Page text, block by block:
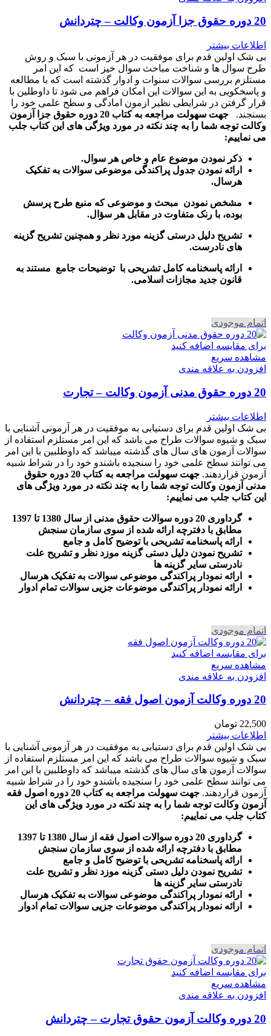
20 دوره حقوق جزا آزمون وکالت – چتردانش
اطلاعات بیشتر
بی شک اولین قدم برای موفقیت در هر آزمونی با سبک و روش
طرح سوال ها و شناخت مباحث سوال خیز است که این امر
مستلزم بررسی سوالات سنوات و ادوار گذشته است که با مطالعه
و پاسخکویی به این سوالات این امکان فراهم می شود تا داوطلین با
قرار گرفتن در شرایطی نظیر ازمون امادگی و سطح علمی خود را
بسنجند.
جهت سهولت مراجعه به کتاب 20 دوره حقوق جزا آزمون
وکالت توجه شما را به چند نکته در مورد ویژگی های این کتاب جلب
می نماییم:
ذکر نمودن موضوع عام و خاص هر سوال.
ارائه نمودن جدول پراکندگی موضوعی سوالات به تفکیک
هرسال.
مشخص نمودن مبحث و موضوعی که منبع طرح پرسش
بوده، با رنک متفاوت در مقابل هر سؤال.
تشریح دلیل درستی گزینه مورد نظر و همچنین تشریح گزینه
های نادرست.
ارائه پاسخنامه کامل تشریحی با توضیحات جامع مستند به
قانون جدید مجازات اسلامی.
اتمام موجودی
برای مقایسه اضافه کنید
مشاهده سریع
افزودن به علاقه مندی
20 دوره حقوق مدنی آزمون وکالت – تجارت
اطلاعات بیشتر
بی شک اولین قدم برای دستیابی به موفقیت در هر آزمونی آشنایی با
سبک و شیوه سوالات طراح می باشد که این امر مستلزم استفاده از
سوالات آزمون های سال های گذشته میباشد که داوطلبین با این امر
می توانند سطح علمی خود را سنجیده باشندو خود را در شراط شبیه
آزمون قراردهند.
جهت سهولت مراجعه به کتاب 20 دوره حقوق
مدنی آزمون وکالت توجه شما را به چند نکته در مورد ویژگی های
این کتاب جلب می نماییم:
گرداوری 20 دوره سوالات حقوق مدنی از سال 1380 تا 1397
مطابق با دفترچه ارائه شده از سوی سازمان سنجش
ارائه پاسخنامه تشریحی با توضیح کامل و جامع
تشریح نمودن دلیل دستی گزینه موزد نظر و تشریح علت
نادرستی سایر گزینه ها
ارائه نمودار پراکندگی موضوعی سوالات به تفکیک هرسال
رائه نمودار پراکندگی موضوعات جزیی سوالات تمام ادوار
اتمام موجودی
برای مقایسه اضافه کنید
مشاهده سریع
افزودن به علاقه مندی
20 دوره وکالت آزمون اصول فقه – چتردانش
22,500 تومان
اطلاعات بیشتر
بی شک اولین قدم برای دستیابی به موفقیت در هر آزمونی آشنایی با
سبک و شیوه سوالات طراح می باشد که این امر مستلزم استفاده از
سوالات آزمون های سال های گذشته میباشد که داوطلبین با این امر
می توانند سطح علمی خود را سنجیده باشندو خود را در شراط شبیه
آزمون قراردهند.
جهت سهولت مراجعه به کتاب 20 دوره اصول فقه
آزمون وکالت توجه شما را به چند نکته در مورد ویژگی های این
کتاب جلب می نماییم:
گرداوری 20 دوره سوالات اصول فقه از سال 1380 تا 1397
مطابق با دفترچه ارائه شده از سوی سازمان سنجش
ارائه پاسخنامه تشریحی با توضیح کامل و جامع
تشریح نمودن دلیل دستی گزینه موزد نظر و تشریح علت
نادرستی سایر گزینه ها
ارائه نمودار پراکندگی موضوعی سوالات به تفکیک هرسال
رائه نمودار پراکندگی موضوعات جزیی سوالات تمام ادوار
اتمام موجودی
برای مقایسه اضافه کنید
مشاهده سریع
افزودن به علاقه مندی
20 دوره وکالت آزمون حقوق تجارت – چتردانش